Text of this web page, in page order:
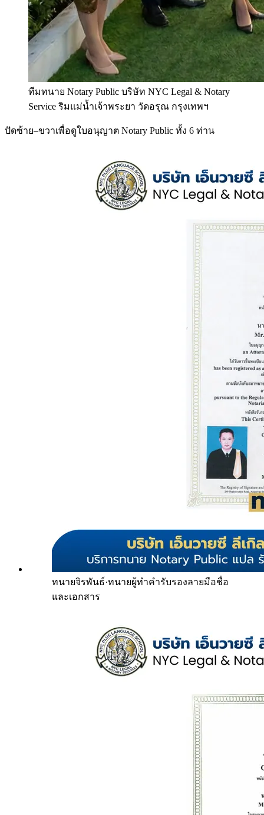
ทีมทนาย Notary Public บริษัท NYC Legal & Notary
Service ริมแม่น้ำเจ้าพระยา วัดอรุณ กรุงเทพฯ
ปัดซ้าย–ขวาเพื่อดูใบอนุญาต Notary Public ทั้ง 6 ท่าน
ทนายจิรพันธ์·ทนายผู้ทำคำรับรองลายมือชื่อ
และเอกสาร